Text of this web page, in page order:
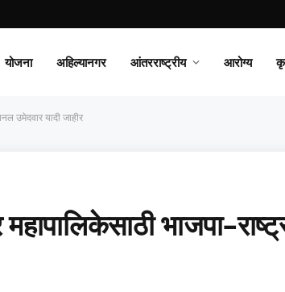
योजना अहिल्यानगर आंतरराष्ट्रीय आरोग्य
उमेदवार यादी जाहीर